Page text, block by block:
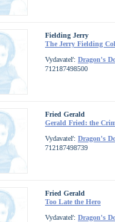
Fielding Jerry
The Jerry Fielding
Vydavateľ: Dragon's
712187498500
Fried Gerald
Gerald Fried: the
Vydavateľ: Dragon's
712187498739
Fried Gerald
Too Late the Hero
Vydavateľ: Dragon's